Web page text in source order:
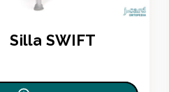
Silla SWIFT